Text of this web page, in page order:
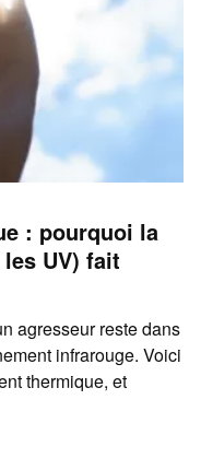
: pourquoi la
UV) fait
agresseur reste dans
infrarouge. Voici
thermique, et